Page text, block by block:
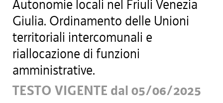
Autonomie locali nel Friuli Venezia
Giulia. Ordinamento delle Unioni
territoriali intercomunali e
riallocazione di funzioni
amministrative.
TESTO VIGENTE dal 05/06/2025